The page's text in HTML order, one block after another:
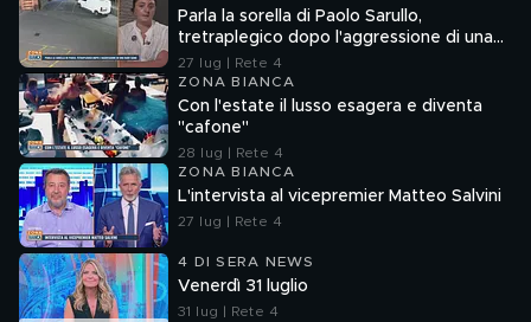
Parla la sorella di Paolo Sarullo,
tretraplegico dopo l'aggressione di una
baby gang
27 lug | Rete 4
ZONA BIANCA
Con l'estate il lusso esagera e diventa
"cafone"
28 lug | Rete 4
ZONA BIANCA
L'intervista al vicepremier Matteo Salvini
27 lug | Rete 4
4 DI SERA NEWS
Venerdì 31 luglio
31 lug | Rete 4